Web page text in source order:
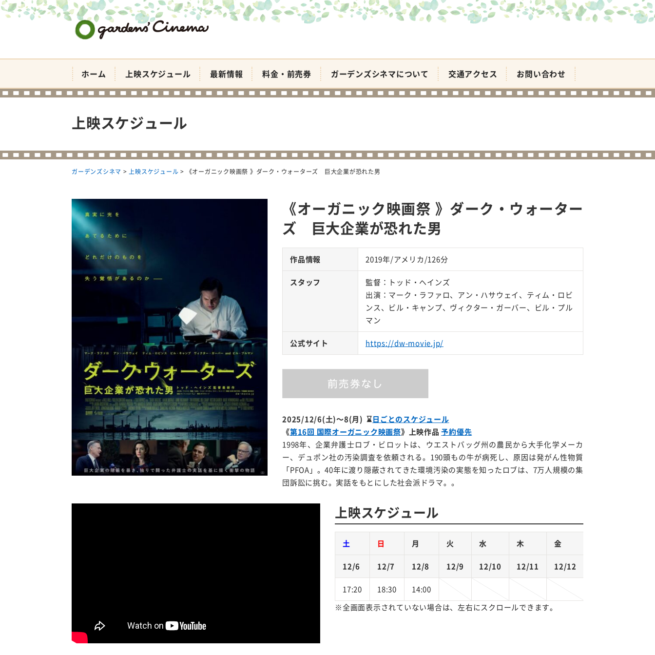
ホーム 上映スケジュール 最新情報 料金・前売券 ガーデンズシネマについて 交通アクセス お問い合わせ
上映スケジュール
ガーデンズシネマ >上映スケジュール > 《オーガニック映画祭 》ダーク・ウォーターズ 巨大企業が恐れた男
《オーガニック映画祭 》ダーク・ウォーター
ズ 巨大企業が恐れた男
作品情報 2019年/アメリカ/126分
スタッフ
監督：トッド・ヘインズ
出演：マーク・ラファロ、アン・ハサウェイ、ティム・ロビ
ンス、ビル・キャンプ、ヴィクター・ガーバー、ビル・プル
マン
公式サイト https://dw-movie.jp/
2025/12/6(土)～8(月) ⌛日ごとのスケジュール
《第16回 国際オーガニック映画祭》上映作品予約優先
1998年、企業弁護士ロブ・ビロットは、ウエストバッグ州の農民から大手化学メーカ
ー、デュポン社の汚染調査を依頼される。190頭もの牛が病死し、原因は発がん性物質
「PFOA」。40年に渡り隠蔽されてきた環境汚染の実態を知ったロブは、7万人規模の集
団訴訟に挑む。実話をもとにした社会派ドラマ。。
上映スケジュール
土 日 月 火 水 木 金
12/6 12/7 12/8 12/9 12/10 12/11 12/12
17:20 18:30
14:00
※全画面表示されていない場合は、左右にスクロールできます。